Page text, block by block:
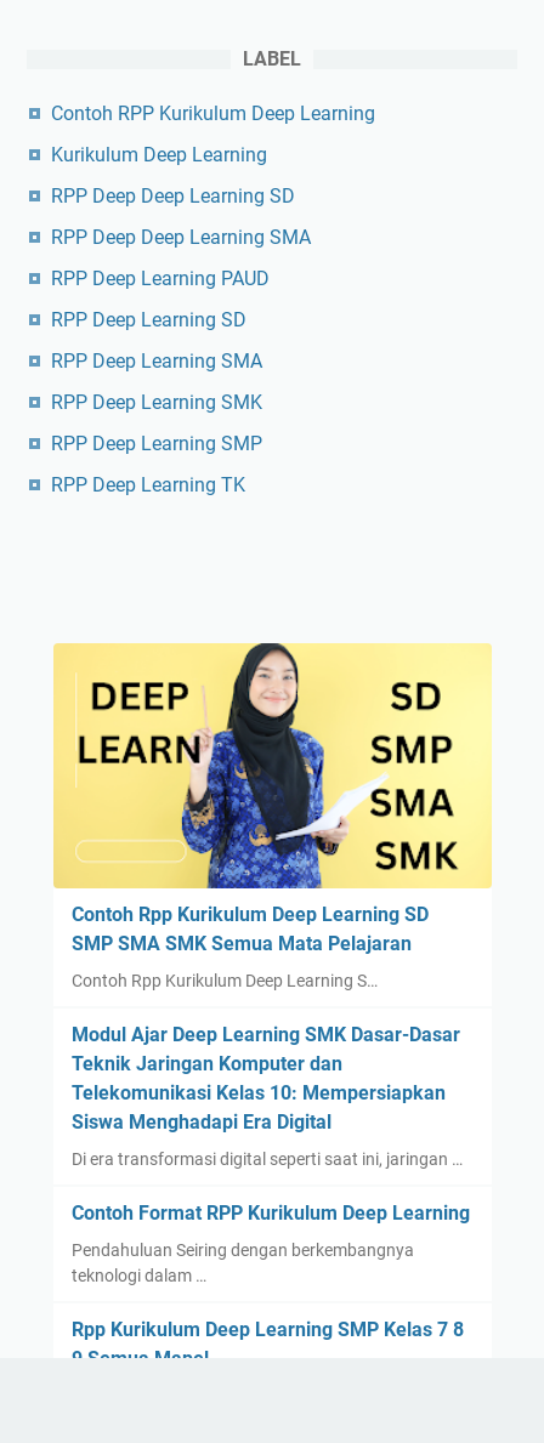
LABEL
Contoh RPP Kurikulum Deep Learning
Kurikulum Deep Learning
RPP Deep Deep Learning SD
RPP Deep Deep Learning SMA
RPP Deep Learning PAUD
RPP Deep Learning SD
RPP Deep Learning SMA
RPP Deep Learning SMK
RPP Deep Learning SMP
RPP Deep Learning TK
Contoh Rpp Kurikulum Deep Learning SD
SMP SMA SMK Semua Mata Pelajaran
Contoh Rpp Kurikulum Deep Learning S…
Modul Ajar Deep Learning SMK Dasar-Dasar
Teknik Jaringan Komputer dan
Telekomunikasi Kelas 10: Mempersiapkan
Siswa Menghadapi Era Digital
Di era transformasi digital seperti saat ini, jaringan …
Contoh Format RPP Kurikulum Deep Learning
Pendahuluan Seiring dengan berkembangnya
teknologi dalam …
Rpp Kurikulum Deep Learning SMP Kelas 7 8
9 Semua Mapel